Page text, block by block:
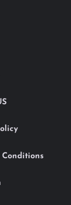
Conditions